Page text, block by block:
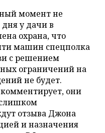
момент не
у дачи в
охрана, что
машин спецполка
с решением
ограничений на
не будет.
они
отзыва Джона
и назначения